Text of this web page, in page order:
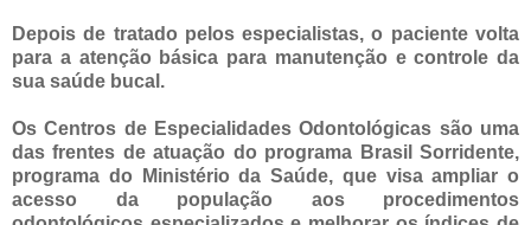
Depois de tratado pelos especialistas, o paciente volta
para a atenção básica para manutenção e controle da
sua saúde bucal.
Os Centros de Especialidades Odontológicas são uma
das frentes de atuação do programa Brasil Sorridente,
programa do Ministério da Saúde, que visa ampliar o
acesso da população aos procedimentos